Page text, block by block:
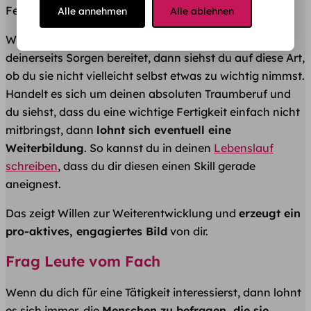
Fertigkeiten in dem Bereich sind.
Wenn dir die eine oder andere fehlende Kompetenz
deinerseits Sorgen bereitet, dann siehst du auf diese Art,
ob du sie nicht vielleicht selbst etwas zu wichtig nimmst.
Handelt es sich um deinen absoluten Traumberuf und
du siehst, dass du eine wichtige Fertigkeit einfach nicht
mitbringst, dann lohnt sich eventuell eine
Weiterbildung. So kannst du in deinen Lebenslauf
schreiben, dass du dir diesen einen Skill gerade
aneignest.
Das zeigt Willen zur Weiterentwicklung und erzeugt ein
pro-aktives, engagiertes Bild von dir.
Frag Leute vom Fach
Wenn du dich für eine Tätigkeit interessierst, dann lohnt
Alle annehmen Alle ablehnen